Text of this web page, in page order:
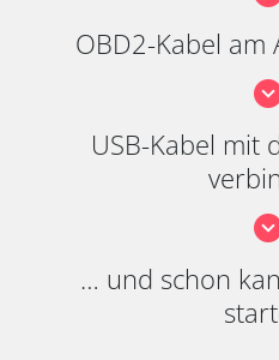
OBD2-Kabel am
USB-Kabel mit
… und schon